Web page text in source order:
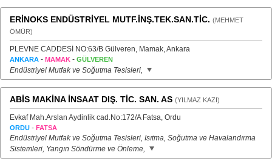
ERİNOKS ENDÜSTRİYEL MUTF.İNŞ.TEK.SAN.TİC. (MEHMET
ÖMÜR)
PLEVNE CADDESİ NO:63/B Gülveren, Mamak, Ankara
ANKARA - MAMAK - GÜLVEREN
Endüstriyel Mutfak ve Soğutma Tesisleri,
ABİS MAKİNA İNSAAT DIŞ. TİC. SAN. AS (YILMAZ KAZI)
Evkaf Mah.Arslan Aydinlik cad.No:172/A Fatsa, Ordu
ORDU - FATSA
Endüstriyel Mutfak ve Soğutma Tesisleri, Isıtma, Soğutma ve Havalandırma
Sistemleri, Yangın Söndürme ve Önleme,